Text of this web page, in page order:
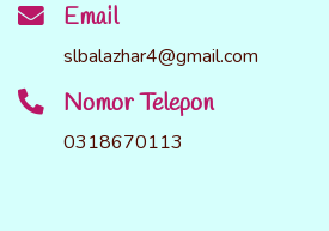
Email
slbalazhar4@gmail.com
Nomor Telepon
0318670113